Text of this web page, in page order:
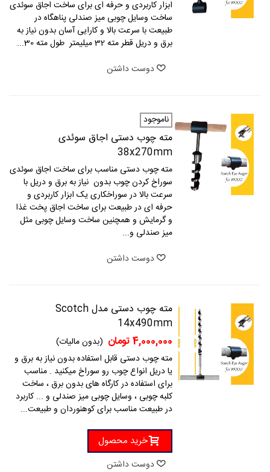
ابزار کاربردی و حرفه ای برای ساخت اجاق سوئدی
ساخت وسایل چوبی میز صندلی پناهگاه در
طبیعت با سرعت بالا و کارایی آسان بدون نیاز به
برق و دریل قطر مته 32 میلیمتر طول مته 30...
دوست داشتن
ناموجود
مته چوب دستی اجاق سوئدی
38x270mm
مته چوب دستی مناسب برای ساخت اجاق سوئدی
سوراخ کردن چوب بدون نیاز به برق و دریل با
سرعت بالا در سوراخکاری یک ابزار کاربردی و
حرفه ای در طبیعت برای ساخت اجاق پخت غذا
و گرمایش و همچنین ساخت وسایل چوبی مثل
میز صندلی و...
دوست داشتن
مته چوب دستی مدل Scotch
14x490mm
4,000,000 تومان
(بدون مالیات)
مته چوب دستی قابل استفاده بدون نیاز به برق و
یا دریل انواع چوب رو سوراخ میکنید . مناسب
برای استفاده در کارگاه های بدون برق ، ساخت
کلبه چوبی ، وسایل چوبی میز صندلی و ... کاربرد
در طبیعت مناسب برای کوهنوردان و طبیعت...
خرید محصول
دوست داشتن